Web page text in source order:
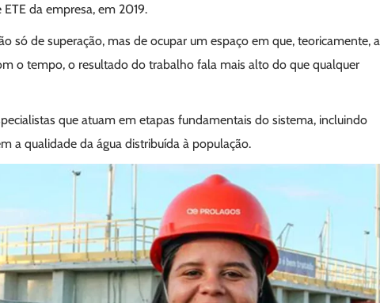
da empresa, em 2019.
só de superação, mas de ocupar um espaço em que, teoricamente, a
o tempo, o resultado do trabalho fala mais alto do que qualquer
que atuam em etapas fundamentais do sistema, incluindo
a qualidade da água distribuída à população.